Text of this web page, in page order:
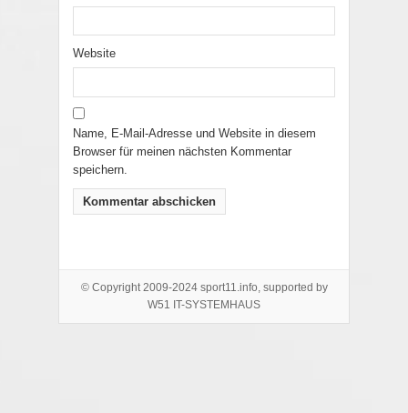
Website
Name, E-Mail-Adresse und Website in diesem
Browser für meinen nächsten Kommentar
speichern.
© Copyright 2009-2024 sport11.info, supported by
W51 IT-SYSTEMHAUS